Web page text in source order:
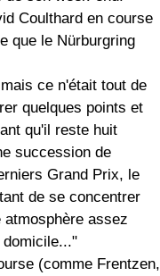
Coulthard en course
que le Nürburgring
ce n'était tout de
quelques points et
qu'il reste huit
succession de
Grand Prix, le
de se concentrer
assez
(comme Frentzen,